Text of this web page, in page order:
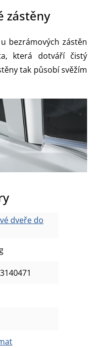
zástěny
bezrámových zástěn
která dotváří čistý
tak působí svěžím
dveře do